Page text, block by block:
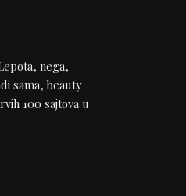
nega,
sama, beauty
100 sajtova u